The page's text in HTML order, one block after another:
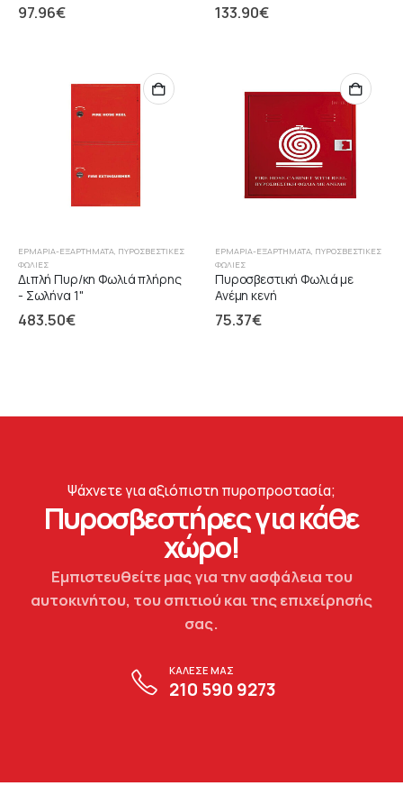
97.96€ 133.90€
ΕΡΜΆΡΙΑ-ΕΞΑΡΤΉΜΑΤΑ ΠΥΡΟΣΒΕΣΤΙΚΈΣ
ΦΩΛΙΈΣ
Διπλή Πυρ/κη Φωλιά πλήρης
- Σωλήνα 1"
483.50€
ΕΡΜΆΡΙΑ-ΕΞΑΡΤΉΜΑΤΑ ΠΥΡΟΣΒΕΣΤΙΚΈΣ
ΦΩΛΙΈΣ
Πυροσβεστική Φωλιά με
Ανέμη κενή
75.37€
Ψάχνετε για αξιόπιστη πυροπροστασία;
Πυροσβεστήρες για κάθε
χώρο!
Εμπιστευθείτε μας για την ασφάλεια του
αυτοκινήτου, του σπιτιού και της επιχείρησής
σας.
ΚΑΛΕΣΕ ΜΑΣ
210 590 9273